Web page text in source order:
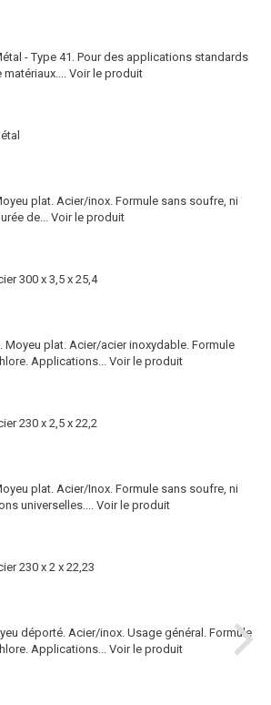
- Type 41. Pour des applications standards
matériaux.... Voir le produit
plat. Acier/inox. Formule sans soufre, ni
de... Voir le produit
300 x 3,5 x 25,4
Moyeu plat. Acier/acier inoxydable. Formule
Applications... Voir le produit
230 x 2,5 x 22,2
plat. Acier/Inox. Formule sans soufre, ni
universelles.... Voir le produit
230 x 2 x 22,23
déporté. Acier/inox. Usage général. Formule
Applications... Voir le produit